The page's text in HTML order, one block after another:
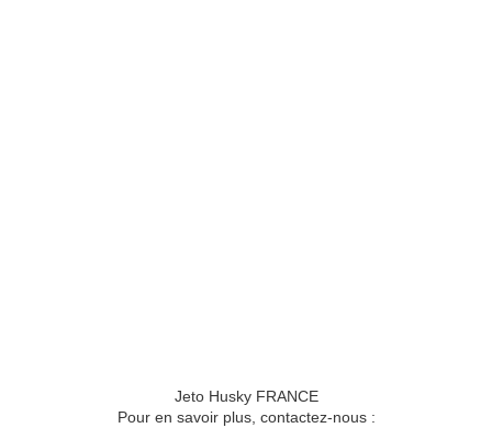
Jeto Husky FRANCE
Pour en savoir plus, contactez-nous :